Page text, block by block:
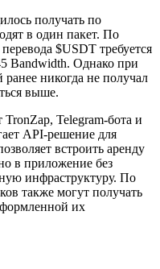
получать по
в один пакет. По
$USDT требуется
Bandwidth. Однако при
ранее никогда не получал
выше.
Telegram-бота и
API-решение для
встроить аренду
в приложение без
инфраструктуру. По
также могут получать
их